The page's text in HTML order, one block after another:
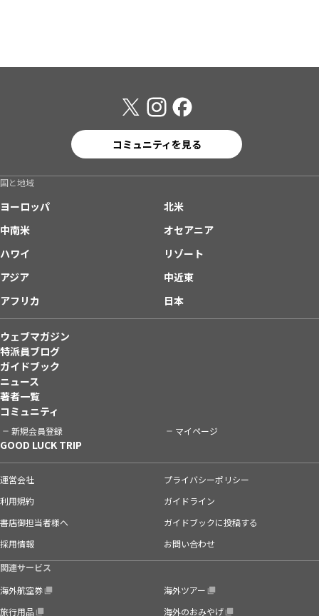
コミュニティを見る
国と地域
ヨーロッパ
北米
中南米
オセアニア
ハワイ
リゾート
アジア
中近東
アフリカ
日本
ウェブマガジン
特派員ブログ
ガイドブック
ニュース
著者一覧
コミュニティ
新規会員登録 マイページ
GOOD LUCK TRIP
運営会社
プライバシーポリシー
利用規約
ガイドライン
書店御担当者様へ
ガイドブックに投稿する
採用情報
お問い合わせ
関連サービス
海外航空券
海外ツアー
旅行用品
海外のおみやげ